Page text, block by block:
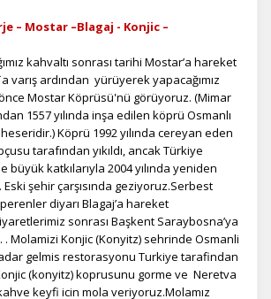
AYARLARINIZ
belirleyin.
için KVKK bilgilendirmemizi çerez kullanım ve
inceleyebilirsiniz.
HER ZAMAN AKTIF
güvenlik ve temel site işlevleri için
– Mostar –Blagaj - Konjic –
kahvaltı sonrası tarihi Mostar’a hareket
varış ardından yürüyerek yapacağımız
Mostar Köprüsü'nü görüyoruz. (Mimar
1557 yılında inşa edilen köprü Osmanlı
Köprü 1992 yılında cereyan eden
tarafından yıkıldı, ancak Türkiye
büyük katkılarıyla 2004 yılında yeniden
Eski şehir çarşısında geziyoruz.Serbest
diyarı Blagaj’a hareket
sonrası Başkent Saraybosna’ya
. Molamizi Konjic (Konyitz) sehrinde Osmanli
gelmis restorasyonu Turkiye tarafindan
(konyitz) koprusunu gorme ve Neretva
keyfi icin mola veriyoruz.Molamız